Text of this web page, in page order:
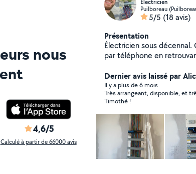
nous
4,6/5
Calculé à partir de 66000 avis
Électricien
Puilboreau
5/5 (18 avis)
Présentation
Électricien sous décennal. Contacter moi directement
par téléphone en
tertiaire. Pose de portail, porte de
d'appliques et luminaires. Équilibrage triphasé. Mise aux
normes. Division de maison. Pose de radiateurs. Pose
Dernier avis laissé par
Il y a plus de 6 mois
Très arrangeant, disponible, et
Timothé !